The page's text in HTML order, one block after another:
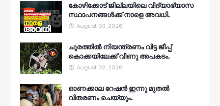
കോഴിക്കോട് ജില്ലയിലെ വിദ്യാഭ്യാസ
സ്ഥാപനങ്ങൾക്ക് നാളെ അവധി.
August 03, 2026
ചുരത്തിൽ നിയന്ത്രണം വിട്ട ജീപ്പ്
കൊക്കയിലേക്ക് വീണു അപകടം.
August 02, 2026
ഓണക്കാല റേഷൻ ഇന്നു മുതല്‍
വിതരണം ചെയ്യും.